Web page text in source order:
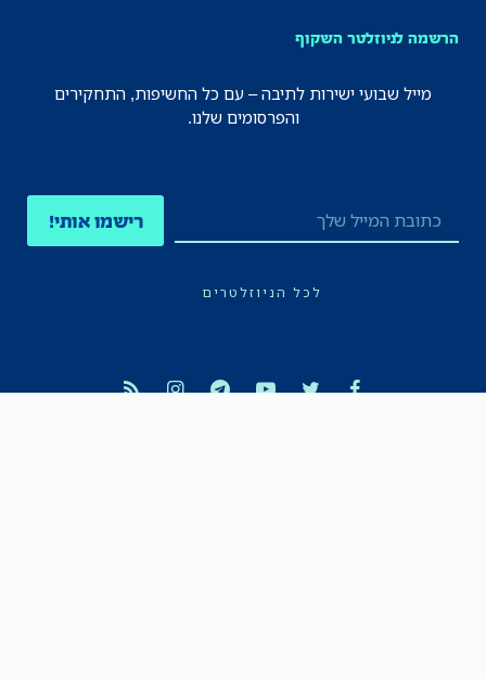
הרשמה לניוזלטר השקוף
מייל שבועי ישירות לתיבה – עם כל החשיפות, התחקירים
והפרסומים שלנו.
רישמו אותי!
לכל הניוזלטרים